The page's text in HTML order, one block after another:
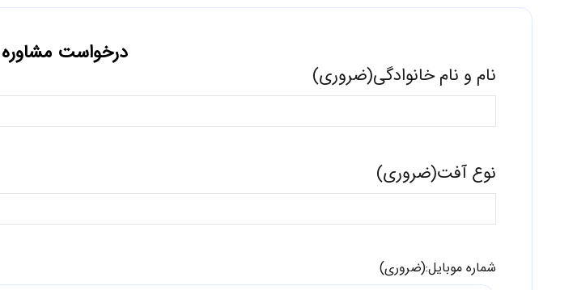
درخواست
نام و نام خانوادگی(ضروری)
نوع آفت(ضروری)
شماره موبایل:(ضروری)